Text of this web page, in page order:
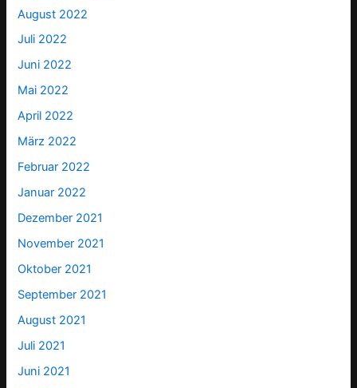
August 2022
Juli 2022
Juni 2022
Mai 2022
April 2022
März 2022
Februar 2022
Januar 2022
Dezember 2021
November 2021
Oktober 2021
September 2021
August 2021
Juli 2021
Juni 2021